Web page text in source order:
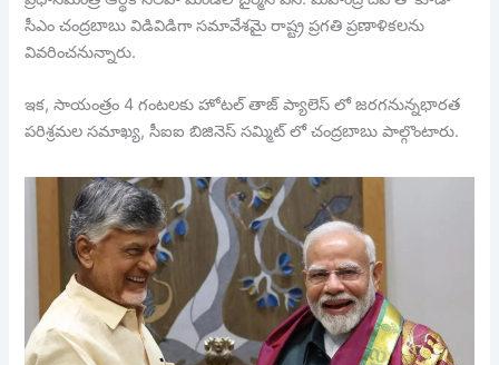
సీఎం చంద్రబాబు విడివిడిగా సమావేశమై రాష్ట్ర ప్రగతి ప్రణాళికలను
వివరించనున్నారు.
ఇక, సాయంత్రం 4 గంటలకు హోటల్ తాజ్ ప్యాలెస్ లో జరగనున్నభారత
పరిశ్రమల సమాఖ్య, సీఐఐ బిజినెస్ సమ్మిట్ లో చంద్రబాబు పాల్గొంటారు.